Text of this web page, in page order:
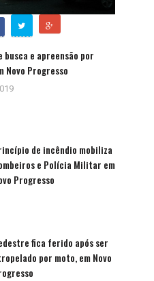
busca e apreensão por
Novo Progresso
de incêndio mobiliza
e Polícia Militar em
Progresso
fica ferido após ser
por moto, em Novo